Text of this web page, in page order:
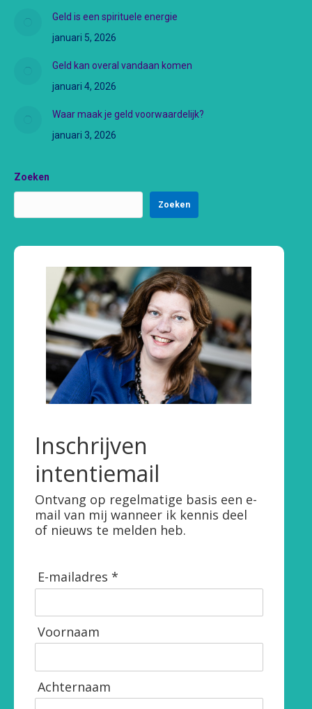
Geld is een spirituele energie
januari 5, 2026
Geld kan overal vandaan komen
januari 4, 2026
Waar maak je geld voorwaardelijk?
januari 3, 2026
Zoeken
Zoeken
Inschrijven
intentiemail
Ontvang op regelmatige basis een e-
mail van mij wanneer ik kennis deel
of nieuws te melden heb.
E-mailadres *
Voornaam
Achternaam